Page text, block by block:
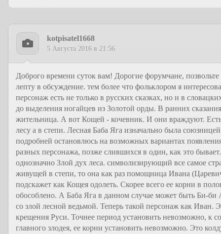
kotpisatel1668
5 Августа 2016 в 21:56
Доброго времени суток вам! Дорогие форумчане,
лепту в обсуждение. тем более что фольклором я
персонаж есть не только в русских сказках, но и в
до выделения ногайцев из Золотой орды. В ранних
жительница. А вот Кощей - кочевник. И они враждуют.
лесу а в степи. Лесная Баба Яга изначально была
подробней остановлюсь на возможных вариантах
разных персонажа, позже слившихся в один, как это
однозначно Злой дух леса. символизирующий все самое
живущей в степи, то она как раз помощница Ивана
подскажет как Кощея одолеть. Скорее всего ее корни в
обособлено. А Баба Яга в данном случае может быть Би-
со злой лесной ведьмой. Теперь такой персонаж как Иван.
крещения Руси. Точнее период установить невозможно, к
главного злодея, ее корни установить невозможно. Это